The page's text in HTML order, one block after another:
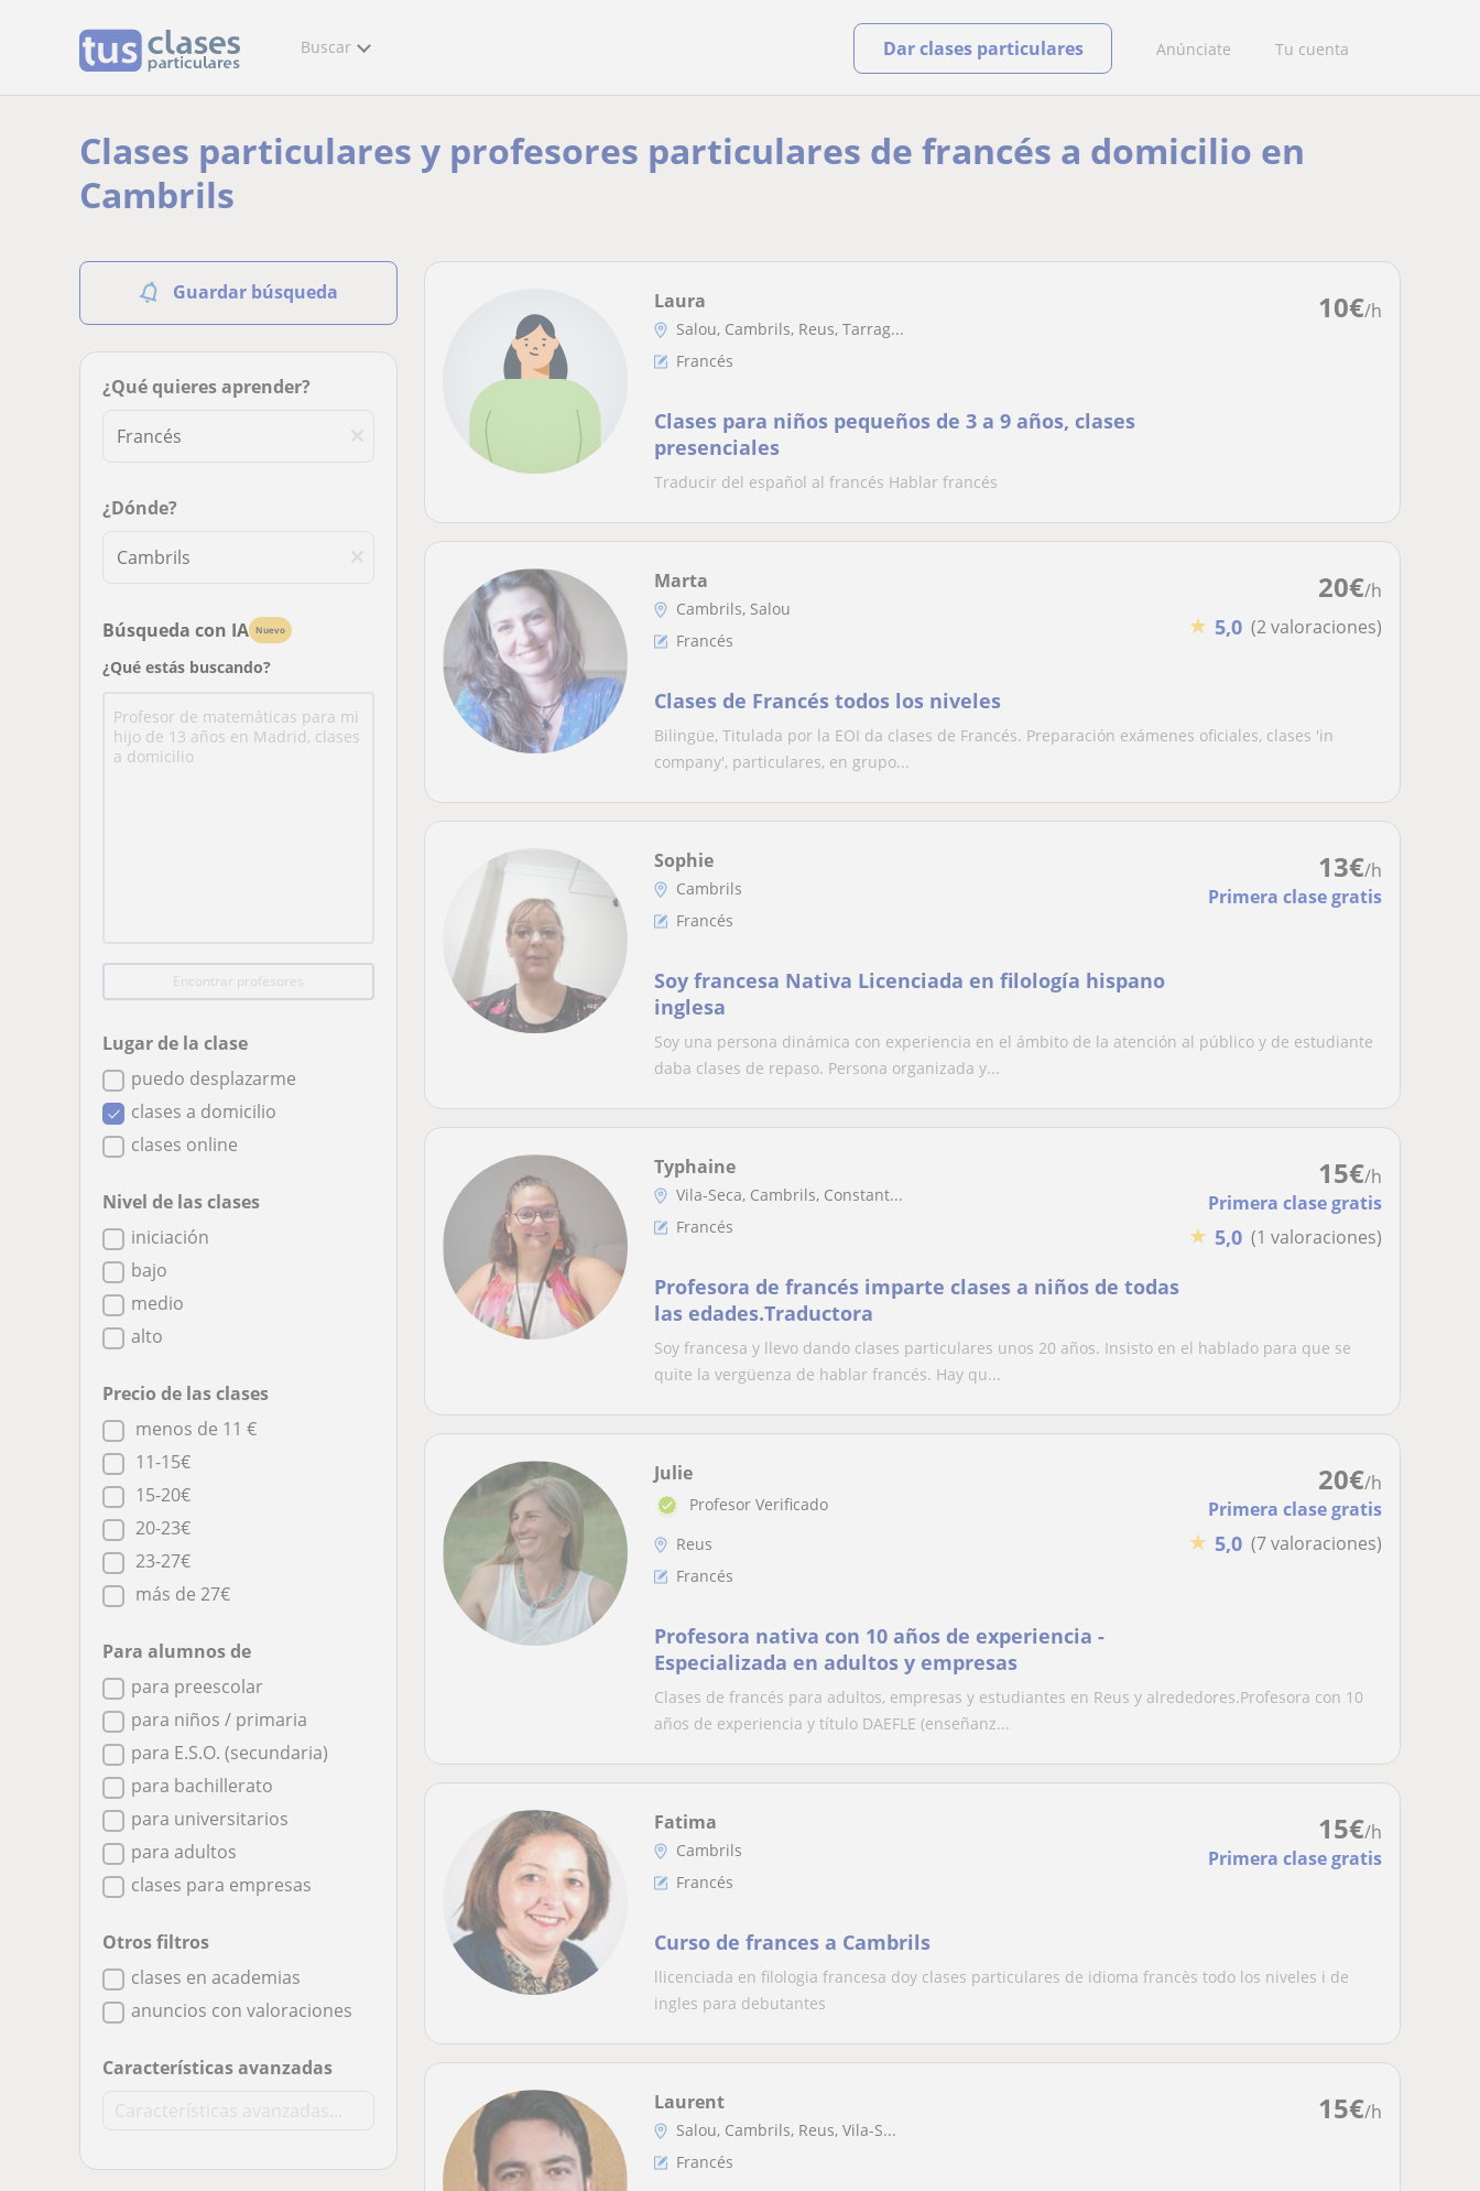
Buscar Anúnciate Tu cuenta
Dar clases particulares
Clases particulares y profesores particulares de francés a domicilio en
Cambrils
Guardar búsqueda
¿Qué quieres aprender?
¿Dónde?
Búsqueda con IA Nuevo
¿Qué estás buscando?
Encontrar profesores
Lugar de la clase
puedo desplazarme
clases a domicilio
clases online
Nivel de las clases
iniciación
bajo
medio
alto
Precio de las clases
menos de 11 €
11-15€
15-20€
20-23€
23-27€
más de 27€
Para alumnos de
para preescolar
para niños / primaria
para E.S.O. (secundaria)
para bachillerato
para universitarios
para adultos
clases para empresas
Otros filtros
clases en academias
anuncios con valoraciones
Características avanzadas
10€/h
Laura
Salou, Cambrils, Reus, Tarrag...
Francés
Clases para niños pequeños de 3 a 9 años, clases
presenciales
Traducir del español al francés Hablar francés
20€/h
★ 5,0 (2 valoraciones)
Marta
Cambrils, Salou
Francés
Clases de Francés todos los niveles
Bilingüe, Titulada por la EOI da clases de Francés. Preparación exámenes oficiales, clases 'in
company', particulares, en grupo...
13€/h
Primera clase gratis
Sophie
Cambrils
Francés
Soy francesa Nativa Licenciada en filología hispano
inglesa
Soy una persona dinámica con experiencia en el ámbito de la atención al público y de estudiante
daba clases de repaso. Persona organizada y...
15€/h
Primera clase gratis
★ 5,0 (1 valoraciones)
Typhaine
Vila-Seca, Cambrils, Constant...
Francés
Profesora de francés imparte clases a niños de todas
las edades.Traductora
Soy francesa y llevo dando clases particulares unos 20 años. Insisto en el hablado para que se
quite la vergüenza de hablar francés. Hay qu...
20€/h
Primera clase gratis
★ 5,0 (7 valoraciones)
Julie
Profesor Verificado
Reus
Francés
Profesora nativa con 10 años de experiencia -
Especializada en adultos y empresas
Clases de francés para adultos, empresas y estudiantes en Reus y alrededores.Profesora con 10
años de experiencia y título DAEFLE (enseñanz...
15€/h
Primera clase gratis
Fatima
Cambrils
Francés
Curso de frances a Cambrils
llicenciada en filologia francesa doy clases particulares de idioma francès todo los niveles i de
ingles para debutantes
15€/h
Laurent
Salou, Cambrils, Reus, Vila-S...
Francés